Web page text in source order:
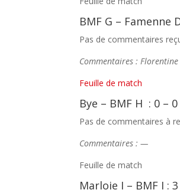
BMF G – Famenne
Pas de commentaires
Commentaires :
Feuille de match
Bye – BMF H : 0 – 0
Pas de commentaires à
Commentaires : —
Feuille de match
Marloie I – BMF I :